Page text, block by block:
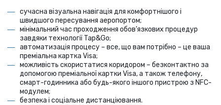
сучасна візуальна навігація для комфортнішого і
швидшого пересування аеропортом;
мінімальний час проходження обов’язкових процедур
завдяки технології Tap&Go;
автоматизація процесу – все, що вам потрібно – це ваша
преміальна картка Visa;
можливість скористатися коридором – безконтактно за
допомогою преміальної картки Visa, а також телефону,
смарт-годинника або будь-якого іншого пристрою з NFC-
модулем;
безпека і соціальне дистанціювання.